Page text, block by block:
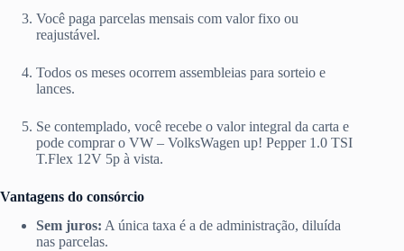
Você paga parcelas mensais com valor fixo ou
reajustável.
Todos os meses ocorrem assembleias para sorteio e
lances.
Se contemplado, você recebe o valor integral da carta e
pode comprar o VW – VolksWagen up! Pepper 1.0 TSI
T.Flex 12V 5p à vista.
Vantagens do consórcio
Sem juros: A única taxa é a de administração, diluída
nas parcelas.